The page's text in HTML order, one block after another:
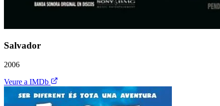
Salvador
2006
Veure a IMDb